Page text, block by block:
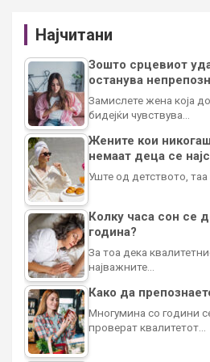
Најчитани
Зошто срцевиот
останува
Замислете жена која
бидејќи чувствува…
Жените кои
немаат деца се
Уште од детството,
Колку часа сон се
година?
За тоа дека
најважните…
Како да
Многумина со години
проверат квалитетот…